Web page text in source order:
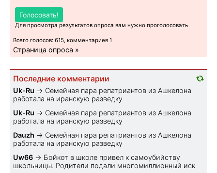
Голосовать!
Для просмотра результатов опроса вам нужно проголосовать
Всего голосов: 615, комментариев 1
Страница опроса »
Последние комментарии
Uk-Ru → Семейная пара репатриантов из Ашкелона
работала на иранскую разведку
Uk-Ru → Семейная пара репатриантов из Ашкелона
работала на иранскую разведку
Dauzh → Семейная пара репатриантов из Ашкелона
работала на иранскую разведку
Uw66 → Бойкот в школе привел к самоубийству
школьницы. Родители подали многомиллионный иск